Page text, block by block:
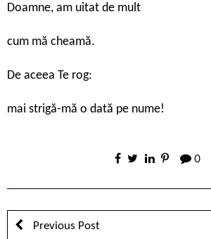
Doamne, am uitat de mult
cum mă cheamă.
De aceea Te rog:
mai strigă-mă o dată pe nume!
0
Previous Post